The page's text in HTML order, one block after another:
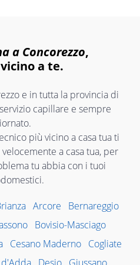
a Concorezzo,
a te.
e in tutta la provincia di
capillare e sempre
più vicino a casa tua ti
a casa tua, per
tu abbia con i tuoi
Arcore
Bernareggio
Bovisio-Masciago
Cesano Maderno Cogliate